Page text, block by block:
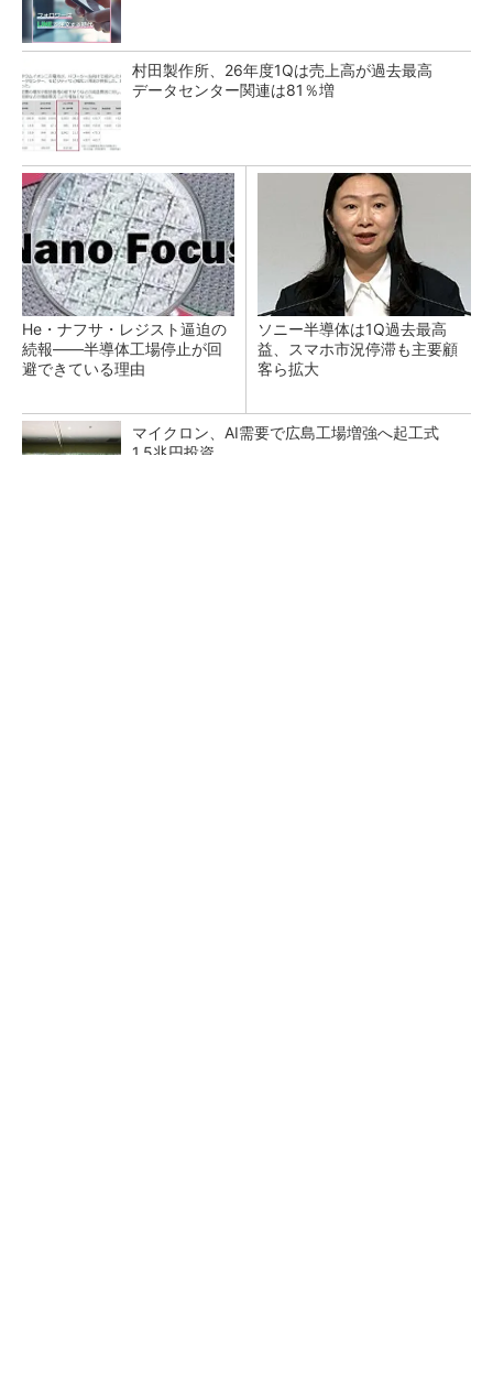
村田製作所、26年度1Qは売上高が過去最高
データセンター関連は81％増
He・ナフサ・レジスト逼迫の
続報――半導体工場停止が回
避できている理由
ソニー半導体は1Q過去最高
益、スマホ市況停滞も主要顧
客ら拡大
マイクロン、AI需要で広島工場増強へ起工式
1.5兆円投資